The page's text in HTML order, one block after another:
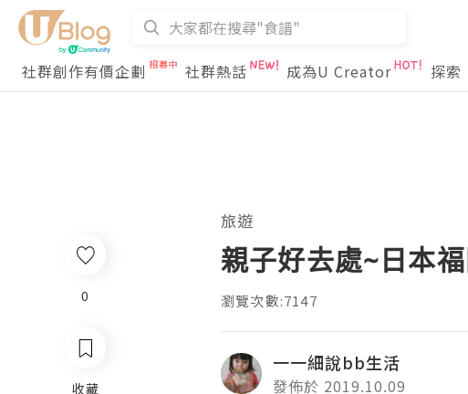
社群創作有價企劃
社群熱話 成為U Creator 探索
0
收藏
旅遊
親子好去處~日本
瀏覽次數:7147
一一細說bb生活
發佈於 2019.10.09